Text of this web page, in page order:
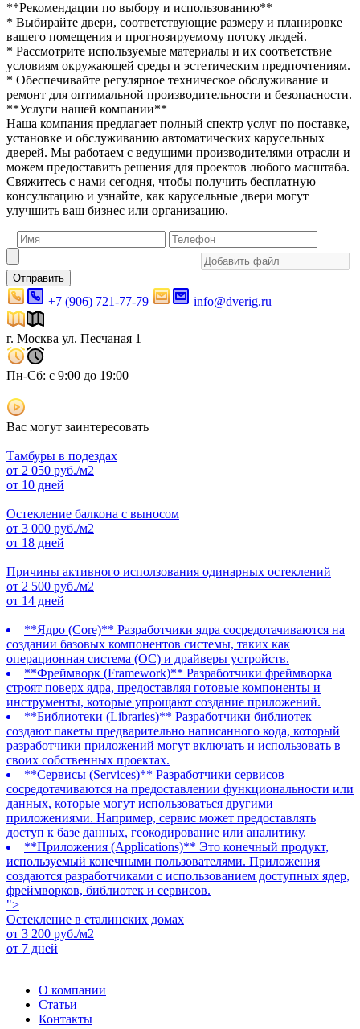
**Рекомендации по выбору и использованию**
* Выбирайте двери, соответствующие размеру и планировке
вашего помещения и прогнозируемому потоку людей.
* Рассмотрите используемые материалы и их соответствие
условиям окружающей среды и эстетическим предпочтениям.
* Обеспечивайте регулярное техническое обслуживание и
ремонт для оптимальной производительности и безопасности.
**Услуги нашей компании**
Наша компания предлагает полный спектр услуг по поставке,
установке и обслуживанию автоматических карусельных
дверей. Мы работаем с ведущими производителями отрасли и
можем предоставить решения для проектов любого масштаба.
Свяжитесь с нами сегодня, чтобы получить бесплатную
консультацию и узнайте, как карусельные двери могут
улучшить ваш бизнес или организацию.
Отправить
+7 (906) 721-77-79 info@dverig.ru
г. Москва ул. Песчаная 1
Пн-Сб: с 9:00 до 19:00
Вас могут заинтересовать
Тамбуры в подездах
от 2 050 руб./м2
от 10 дней
Остекление балкона с выносом
от 3 000 руб./м2
от 18 дней
Причины активного исползования одинарных остеклений
от 2 500 руб./м2
от 14 дней
**Ядро (Core)** Разработчики ядра сосредотачиваются на
создании базовых компонентов системы, таких как
операционная система (ОС) и драйверы устройств.
**Фреймворк (Framework)** Разработчики фреймворка
строят поверх ядра, предоставляя готовые компоненты и
инструменты, которые упрощают создание приложений.
**Библиотеки (Libraries)** Разработчики библиотек
создают пакеты предварительно написанного кода, который
разработчики приложений могут включать и использовать в
своих собственных проектах.
**Сервисы (Services)** Разработчики сервисов
сосредотачиваются на предоставлении функциональности или
данных, которые могут использоваться другими
приложениями. Например, сервис может предоставлять
доступ к базе данных, геокодирование или аналитику.
**Приложения (Applications)** Это конечный продукт,
используемый конечными пользователями. Приложения
создаются разработчиками с использованием доступных ядер,
фреймворков, библиотек и сервисов.
">
Остекление в сталинских домах
от 3 200 руб./м2
от 7 дней
О компании
Статьи
Контакты